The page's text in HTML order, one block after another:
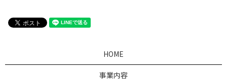
HOME
事業内容